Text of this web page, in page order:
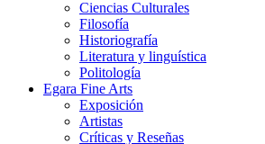
Ciencias Culturales
Filosofía
Historiografía
Literatura y linguística
Politología
Egara Fine Arts
Exposición
Artistas
Críticas y Reseñas